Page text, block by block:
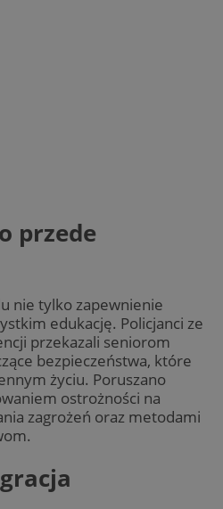
przede
nie tylko zapewnienie
edukację. Policjanci ze
przekazali seniorom
bezpieczeństwa, które
życiu. Poruszano
ostrożności na
zagrożeń oraz metodami